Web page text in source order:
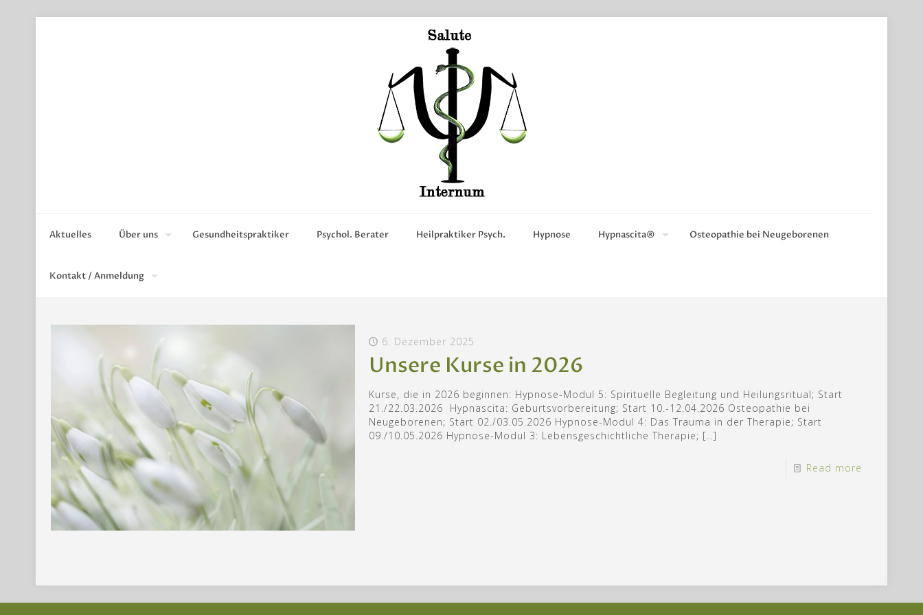
Aktuelles Über uns Gesundheitspraktiker Psychol. Berater Heilpraktiker Psych. Hypnose Hypnascita® Osteopathie bei Neugeborenen
Kontakt / Anmeldung
6. Dezember 2025
Unsere Kurse in 2026
Kurse, die in 2026 beginnen: Hypnose-Modul 5: Spirituelle Begleitung und Heilungsritual; Start
21./22.03.2026 Hypnascita: Geburtsvorbereitung; Start 10.-12.04.2026 Osteopathie bei
Neugeborenen; Start 02./03.05.2026 Hypnose-Modul 4: Das Trauma in der Therapie; Start
09./10.05.2026 Hypnose-Modul 3: Lebensgeschichtliche Therapie; […]
Read more